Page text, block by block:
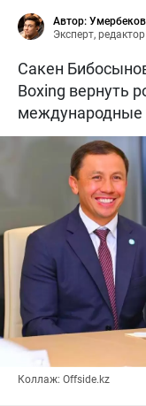
Автор:
Эксперт,
Сакен
Boxing вернуть
международные
Коллаж: Offside.kz